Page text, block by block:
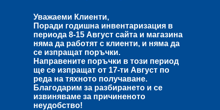
Уважаеми Клиенти,
Поради годишна инвентаризация в
периода 8-15 Август сайта и магазина
няма да работят с клиенти, и няма да
се изпращат поръчки.
Направените поръчки в този период
ще се изпращат от 17-ти Август по
реда на тяхното получаване.
Благодарим за разбирането и се
извиняваме за причиненото
неудобство!